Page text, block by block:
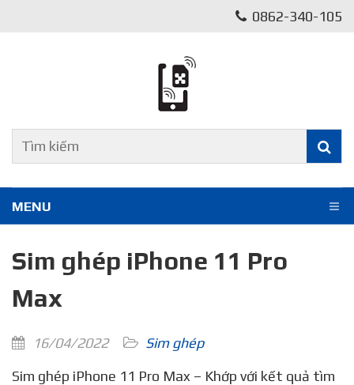
0862-340-105
MENU
Sim ghép iPhone 11 Pro
Max
16/04/2022
Sim ghép
Sim ghép iPhone 11 Pro Max – Khớp với kết quả tìm